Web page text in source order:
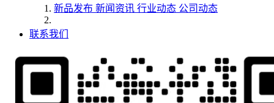
新品发布 新闻资讯 行业动态 公司动态
联系我们